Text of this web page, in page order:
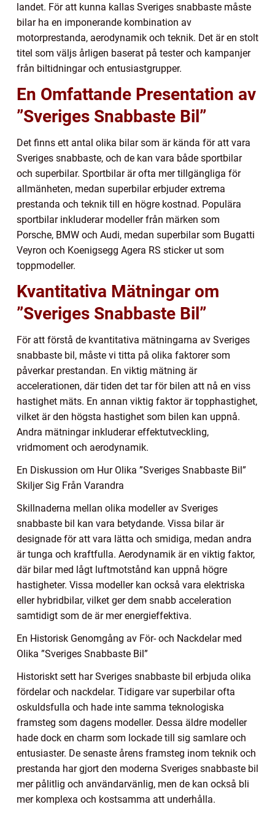
landet. För att kunna kallas Sveriges snabbaste måste
bilar ha en imponerande kombination av
motorprestanda, aerodynamik och teknik. Det är en stolt
titel som väljs årligen baserat på tester och kampanjer
från biltidningar och entusiastgrupper.
En Omfattande Presentation av
”Sveriges Snabbaste Bil”
Det finns ett antal olika bilar som är kända för att vara
Sveriges snabbaste, och de kan vara både sportbilar
och superbilar. Sportbilar är ofta mer tillgängliga för
allmänheten, medan superbilar erbjuder extrema
prestanda och teknik till en högre kostnad. Populära
sportbilar inkluderar modeller från märken som
Porsche, BMW och Audi, medan superbilar som Bugatti
Veyron och Koenigsegg Agera RS sticker ut som
toppmodeller.
Kvantitativa Mätningar om
”Sveriges Snabbaste Bil”
För att förstå de kvantitativa mätningarna av Sveriges
snabbaste bil, måste vi titta på olika faktorer som
påverkar prestandan. En viktig mätning är
accelerationen, där tiden det tar för bilen att nå en viss
hastighet mäts. En annan viktig faktor är topphastighet,
vilket är den högsta hastighet som bilen kan uppnå.
Andra mätningar inkluderar effektutveckling,
vridmoment och aerodynamik.
En Diskussion om Hur Olika ”Sveriges Snabbaste Bil”
Skiljer Sig Från Varandra
Skillnaderna mellan olika modeller av Sveriges
snabbaste bil kan vara betydande. Vissa bilar är
designade för att vara lätta och smidiga, medan andra
är tunga och kraftfulla. Aerodynamik är en viktig faktor,
där bilar med lågt luftmotstånd kan uppnå högre
hastigheter. Vissa modeller kan också vara elektriska
eller hybridbilar, vilket ger dem snabb acceleration
samtidigt som de är mer energieffektiva.
En Historisk Genomgång av För- och Nackdelar med
Olika ”Sveriges Snabbaste Bil”
Historiskt sett har Sveriges snabbaste bil erbjuda olika
fördelar och nackdelar. Tidigare var superbilar ofta
oskuldsfulla och hade inte samma teknologiska
framsteg som dagens modeller. Dessa äldre modeller
hade dock en charm som lockade till sig samlare och
entusiaster. De senaste årens framsteg inom teknik och
prestanda har gjort den moderna Sveriges snabbaste bil
mer pålitlig och användarvänlig, men de kan också bli
mer komplexa och kostsamma att underhålla.